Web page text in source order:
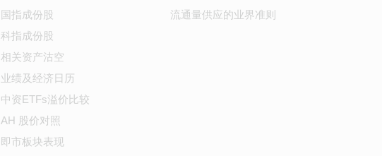
国指成份股
科指成份股
相关资产沽空
业绩及经济日历
中资ETFs溢价比较
AH 股价对照
即市板块表现
流通量供应的业界准则